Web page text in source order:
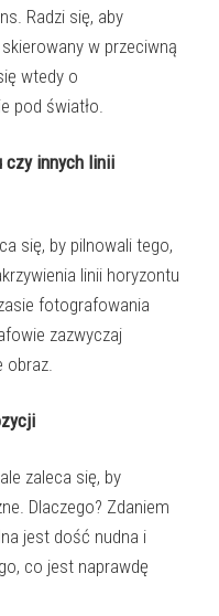
Radzi się, aby
w przeciwną
wtedy o
pod światło.
czy innych linii
się, by pilnowali tego,
linii horyzontu
fotografowania
zazwyczaj
zaleca się, by
Dlaczego? Zdaniem
jest dość nudna i
co jest naprawdę